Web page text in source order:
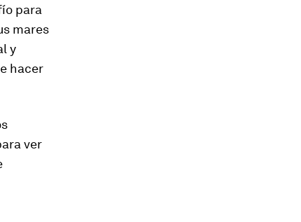
para
mares
y
hacer
ver